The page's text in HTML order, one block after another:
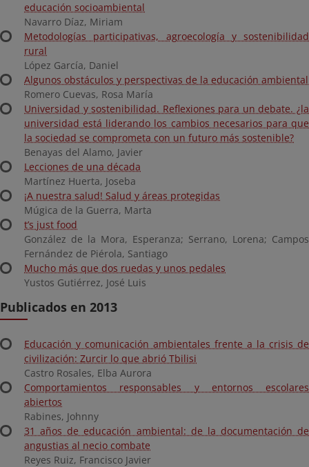
educación socioambiental
Navarro Díaz, Miriam
Metodologías participativas, agroecología y sostenibilidad
rural
López García, Daniel
Algunos obstáculos y perspectivas de la educación ambiental
Romero Cuevas, Rosa María
Universidad y sostenibilidad. Reflexiones para un debate. ¿la
universidad está liderando los cambios necesarios para que
la sociedad se comprometa con un futuro más sostenible?
Benayas del Alamo, Javier
Lecciones de una década
Martínez Huerta, Joseba
¡A nuestra salud! Salud y áreas protegidas
Múgica de la Guerra, Marta
t’s just food
González de la Mora, Esperanza; Serrano, Lorena; Campos
Fernández de Piérola, Santiago
Mucho más que dos ruedas y unos pedales
Yustos Gutiérrez, José Luis
Publicados en 2013
Educación y comunicación ambientales frente a la crisis de
civilización: Zurcir lo que abrió Tbilisi
Castro Rosales, Elba Aurora
Comportamientos responsables y entornos escolares
abiertos
Rabines, Johnny
31 años de educación ambiental: de la documentación de
angustias al necio combate
Reyes Ruiz, Francisco Javier